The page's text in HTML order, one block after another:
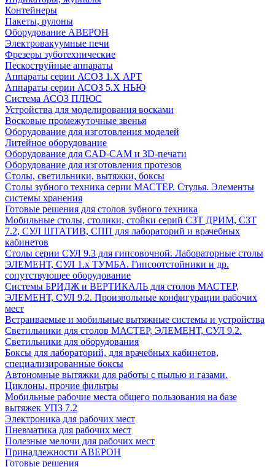
Контейнеры
Пакеты, рулоны
Оборудование АВЕРОН
Электровакуумные печи
Фрезеры зуботехнические
Пескоструйные аппараты
Аппараты серии АСОЗ 1.Х АРТ
Аппараты серии АСОЗ 5.Х НЬЮ
Система АСОЗ ПЛЮС
Устройства для моделирования восками
Восковые промежуточные звенья
Оборудование для изготовления моделей
Литейное оборудование
Оборудование для CAD-CAM и 3D-печати
Оборудование для изготовления протезов
Cтолы, светильники, вытяжки, боксы
Столы зубного техника серии МАСТЕР. Стулья. Элементы
системы хранения
Готовые решения для столов зубного техника
Мобильные столы, столики, стойки серий СЗТ ДРИМ, СЗТ
7.2, СУЛ ШТАТИВ, СПП для лабораторий и врачебных
кабинетов
Столы серии СУЛ 9.3 для гипсовочной. Лабораторные столы
ЭЛЕМЕНТ, СУЛ 1.х ТУМБА. Гипсоотстойники и др.
сопутствующее оборудование
Системы БРИДЖ и ВЕРТИКАЛЬ для столов МАСТЕР,
ЭЛЕМЕНТ, СУЛ 9.2. Произвольные конфигурации рабочих
мест
Встраиваемые и мобильные вытяжные системы и устройства
Светильники для столов МАСТЕР, ЭЛЕМЕНТ, СУЛ 9.2.
Светильники для оборудования
Боксы для лабораторий, для врачебных кабинетов,
специализированные боксы
Автономные вытяжки для работы с пылью и газами.
Циклоны, прочие фильтры
Мобильные рабочие места общего пользования на базе
вытяжек УПЗ 7.2
Электроника для рабочих мест
Пневматика для рабочих мест
Полезные мелочи для рабочих мест
Принадлежности АВЕРОН
Готовые решения